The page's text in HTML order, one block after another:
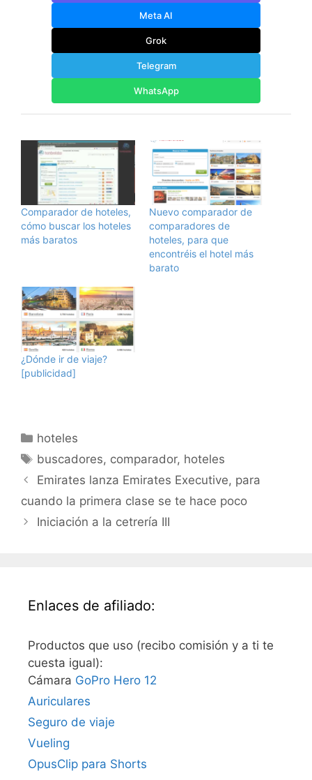
Meta AI
Grok
Telegram
WhatsApp
Comparador de hoteles,
cómo buscar los hoteles
más baratos
Nuevo comparador de
comparadores de
hoteles, para que
encontréis el hotel más
barato
¿Dónde ir de viaje?
[publicidad]
Categorías
hoteles
Etiquetas
buscadores, comparador, hoteles
Emirates lanza Emirates Executive, para
cuando la primera clase se te hace poco
Iniciación a la cetrería III
Enlaces de afiliado:
Productos que uso (recibo comisión y a ti te
cuesta igual):
Cámara GoPro Hero 12
Auriculares
Seguro de viaje
Vueling
OpusClip para Shorts